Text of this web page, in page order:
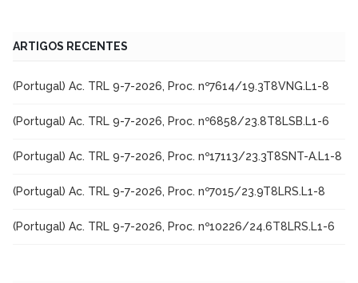
ARTIGOS RECENTES
(Portugal) Ac. TRL 9-7-2026, Proc. nº7614/19.3T8VNG.L1-8
(Portugal) Ac. TRL 9-7-2026, Proc. nº6858/23.8T8LSB.L1-6
(Portugal) Ac. TRL 9-7-2026, Proc. nº17113/23.3T8SNT-A.L1-8
(Portugal) Ac. TRL 9-7-2026, Proc. nº7015/23.9T8LRS.L1-8
(Portugal) Ac. TRL 9-7-2026, Proc. nº10226/24.6T8LRS.L1-6